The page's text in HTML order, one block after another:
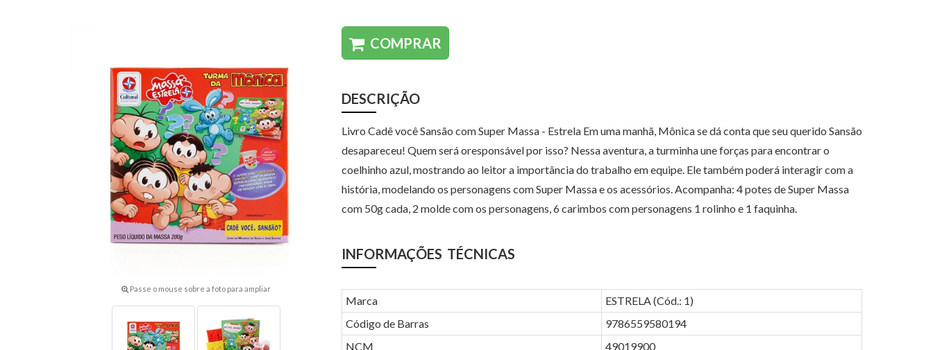
Passe o mouse sobre a foto para ampliar
COMPRAR
DESCRIÇÃO
Livro Cadê você Sansão com Super Massa - Estrela Em uma manhã, Mônica se dá conta que seu querido Sansão
desapareceu! Quem será oresponsável por isso? Nessa aventura, a turminha une forças para encontrar o
coelhinho azul, mostrando ao leitor a importância do trabalho em equipe. Ele também poderá interagir com a
história, modelando os personagens com Super Massa e os acessórios. Acompanha: 4 potes de Super Massa
com 50g cada, 2 molde com os personagens, 6 carimbos com personagens 1 rolinho e 1 faquinha.
INFORMAÇÕES TÉCNICAS
Marca
ESTRELA (Cód.: 1)
Código de Barras
9786559580194
NCM
49019900